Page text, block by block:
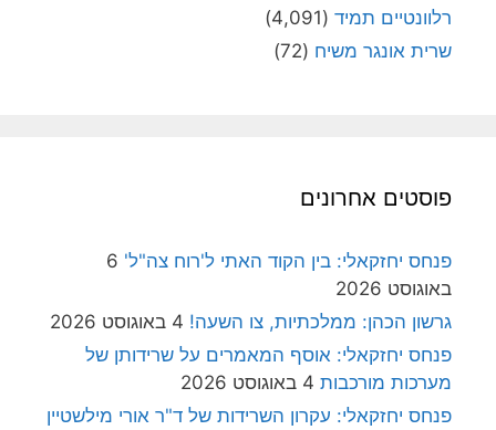
רלוונטיים תמיד (4,091)
שרית אונגר משיח (72)
פוסטים אחרונים
פנחס יחזקאלי: בין הקוד האתי ל'רוח צה"ל' 6
באוגוסט 2026
גרשון הכהן: ממלכתיות, צו השעה! 4 באוגוסט 2026
פנחס יחזקאלי: אוסף המאמרים על שרידותן של
מערכות מורכבות 4 באוגוסט 2026
פנחס יחזקאלי: עקרון השרידות של ד"ר אורי מילשטיין